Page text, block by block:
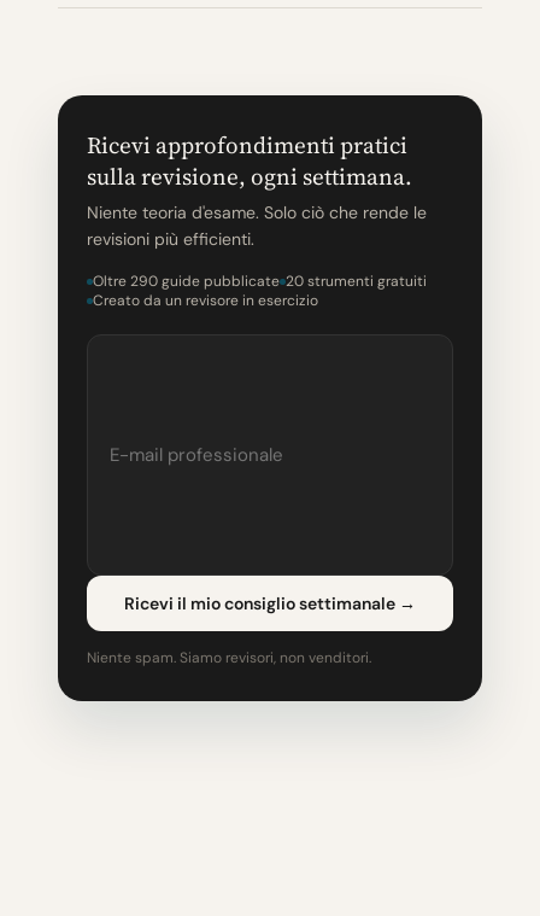
Ricevi approfondimenti pratici
sulla revisione, ogni settimana.
Niente teoria d'esame. Solo ciò che rende le
revisioni più efficienti.
Oltre 290 guide pubblicate 20 strumenti gratuiti
Creato da un revisore in esercizio
Ricevi il mio consiglio settimanale →
Niente spam. Siamo revisori, non venditori.